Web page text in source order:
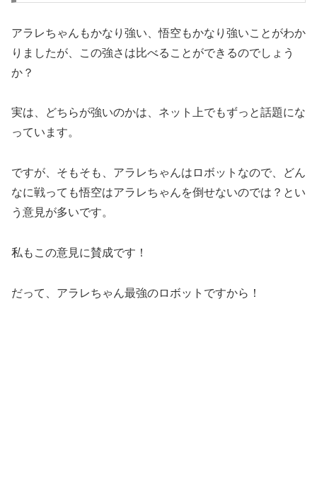
アラレちゃんもかなり強い、悟空もかなり強いことがわか
りましたが、この強さは比べることができるのでしょう
か？
実は、どちらが強いのかは、ネット上でもずっと話題にな
っています。
ですが、そもそも、アラレちゃんはロボットなので、どん
なに戦っても悟空はアラレちゃんを倒せないのでは？とい
う意見が多いです。
私もこの意見に賛成です！
だって、アラレちゃん最強のロボットですから！